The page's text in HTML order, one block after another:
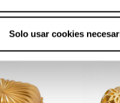
Solo usar cookies
bundt
Cut